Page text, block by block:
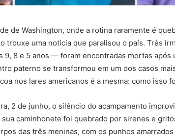
de Washington, onde a rotina raramente é
trouxe uma notícia que paralisou o país. Três
9, 8 e 5 anos — foram encontradas mortas após
paterno se transformou em um dos casos
nos lares americanos é a mesma: como isso
2 de junho, o silêncio do acampamento
caminhonete foi quebrado por sirenes e
das três meninas, com os punhos